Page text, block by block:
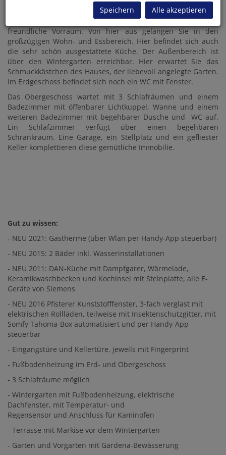
Beim Betreten der gepflegten Immobilie empfängt Sie der
freundliche Vorraum. Von hier aus gelangen Sie in den
großzügigen Wohn- und Essbereich. Hier befindet sich auch
die sehr schön ausgestattete Küche. Der Außenbereich ist
über den Wintergarten erreichbar. Hier erwartet Sie das
Schmuckkästchen des Hauses, der liebevoll angelegte Garten.
Im Erdgeschoss befindet sich noch ein WC mit Fenster.
Das Obergeschoss wartet mit 3 Schlafräumen und einem
Badezimmer mit öffenbarer Lichtkuppel, Wanne und einem
weiteren Badezimmer mit begehbarer Dusche und WC auf.
Ein Schlafzimmer verfügt über einen begehbaren
Schrankraum. Eine Garage, ein Stellplatz und ein gefliester
Keller komplettieren diese gemütliche Immobilie.
Gut zu wissen:
- NEU 2021: Gastherme (über Wlan per Handy-App steuerbar)
- NEU 2015: 2 Bäder inkl. Wasserinstallationen
- NEU 2011: DAN-Küche mit Dampfgarer, Wärmelade,
Keramikwaschbecken und Kochinsel mit Steinplatte, alle E-
Geräte von Siemens
- NEU 2016 Pfisterer Kunststofffenster, 3-fach verglast mit
elektrischen Rollläden, teilweise mit Insektenschutzgitter, mit
Somfy Tahoma-Box automatisiert und per Handy-App
steuerbar
- Eingangstüre und Kellertüre, jeweils mit Fingerprint
- Fußbodenheizung im Erd- und Obergeschoss
- 3 Schlafräume möglich
- Wintergarten mit Fußbodenheizung, elektrische
Dachfenster, mit Temperatur- und
Regensensor und Anschluss für Kaminofen
- Terrasse mit Markise vor dem Wintergarten
- Garten und Vorgarten mit Gardena-Bewässerung
Speichern Alle akzeptieren